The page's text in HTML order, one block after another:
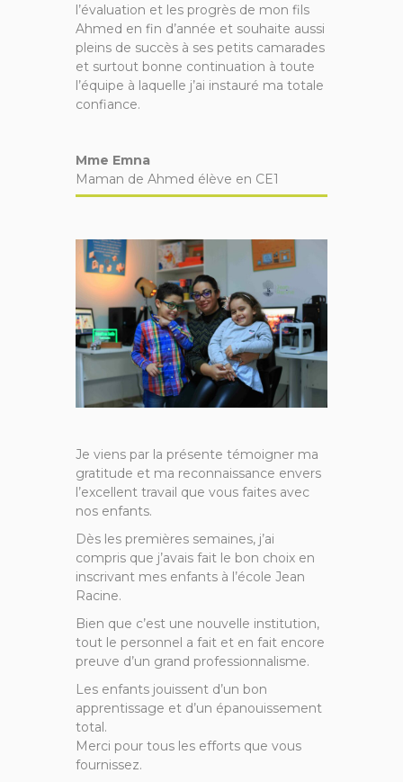
l’évaluation et les progrès de mon fils
Ahmed en fin d’année et souhaite aussi
pleins de succès à ses petits camarades
et surtout bonne continuation à toute
l’équipe à laquelle j’ai instauré ma totale
confiance.
Mme Emna
Maman de Ahmed élève en CE1
Je viens par la présente témoigner ma
gratitude et ma reconnaissance envers
l’excellent travail que vous faites avec
nos enfants.
Dès les premières semaines, j’ai
compris que j’avais fait le bon choix en
inscrivant mes enfants à l’école Jean
Racine.
Bien que c’est une nouvelle institution,
tout le personnel a fait et en fait encore
preuve d’un grand professionnalisme.
Les enfants jouissent d’un bon
apprentissage et d’un épanouissement
total.
Merci pour tous les efforts que vous
fournissez.